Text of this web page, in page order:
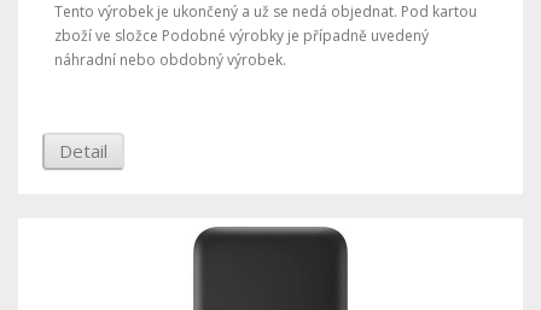
Tento výrobek je ukončený a už se nedá objednat. Pod kartou
zboží ve složce Podobné výrobky je případně uvedený
náhradní nebo obdobný výrobek.
Detail